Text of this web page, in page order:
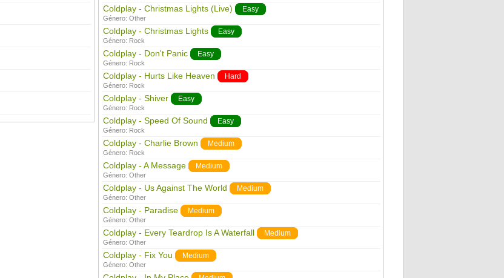
Coldplay - Christmas Lights (Live) Easy
Género: Other
Coldplay - Christmas Lights Easy
Género: Rock
Coldplay - Don't Panic Easy
Género: Rock
Coldplay - Hurts Like Heaven Hard
Género: Rock
Coldplay - Shiver Easy
Género: Rock
Coldplay - Speed Of Sound Easy
Género: Rock
Coldplay - Charlie Brown Medium
Género: Rock
Coldplay - A Message Medium
Género: Other
Coldplay - Us Against The World Medium
Género: Other
Coldplay - Paradise Medium
Género: Other
Coldplay - Every Teardrop Is A Waterfall Medium
Género: Other
Coldplay - Fix You Medium
Género: Other